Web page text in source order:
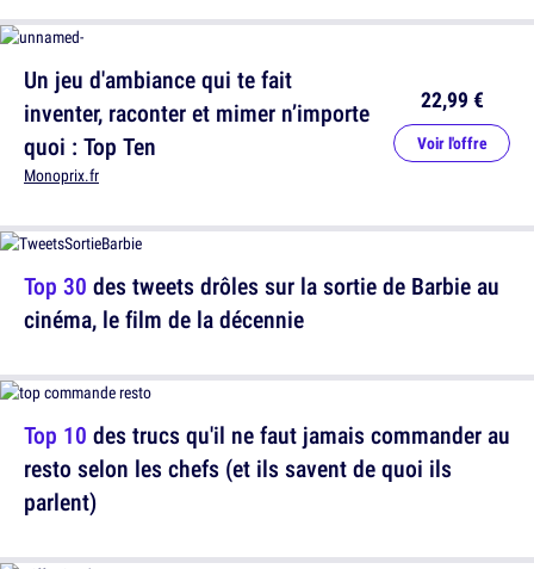
Top 30 des tweets drôles sur la sortie de Barbie au
cinéma, le film de la décennie
Un jeu d'ambiance qui te fait
inventer, raconter et mimer n’importe
quoi : Top Ten
Monoprix.fr
22,99 €
Voir l'offre
Top 10 des trucs qu'il ne faut jamais commander au
resto selon les chefs (et ils savent de quoi ils
parlent)